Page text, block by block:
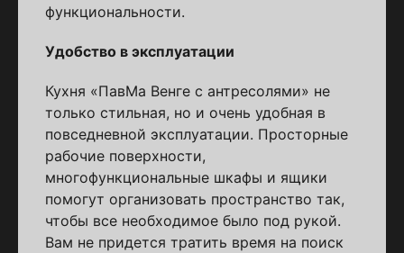
функциональности.
Удобство в эксплуатации
Кухня «ПавМа Венге с антресолями» не
только стильная, но и очень удобная в
повседневной эксплуатации. Просторные
рабочие поверхности,
многофункциональные шкафы и ящики
помогут организовать пространство так,
чтобы все необходимое было под рукой.
Вам не придется тратить время на поиск